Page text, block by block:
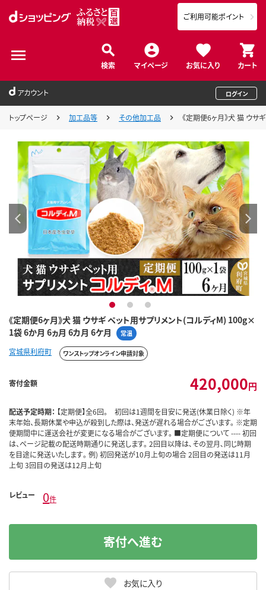
検索 マイページ お気に入り カート
ご利用可能ポイント
アカウント ログイン
トップページ 加工品等 その他加工品 《定期便6ヶ月》犬 猫 ウサ
《定期便6ヶ月》犬 猫 ウサギ ペット用サプリメント(コルディM) 100g×
1袋 6か月 6ヵ月 6カ月 6ケ月
常温
1 2 3
宮城県利府町 ワンストップオンライン申請対象
寄付金額 420,000円
配送予定時期： 【定期便】全6回。 初回は1週間を目安に発送(休業日除く) ※年
末年始、長期休業や申込が殺到した際は、発送が遅れる場合がございます。 ※定期
便期間中に運送会社が変更になる場合がございます。 ■定期便について ---- 初回
は、ページ記載の配送時期通りに発送します。 2回目以降は､その翌月､同じ時期
を目途に発送いたします｡ 例) 初回発送が10月上旬の場合 2回目の発送は11月
上旬 3回目の発送は12月上旬
レビュー 0件
お気に入り
寄付へ進む